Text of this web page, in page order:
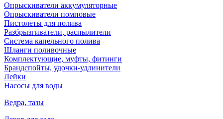
Опрыскиватели аккумуляторные
Опрыскиватели помповые
Пистолеты для полива
Разбрызгиватели, распылители
Система капельного полива
Шланги поливочные
Комплектующие, муфты, фитинги
Брандспойты, удочки-удлинители
Лейки
Насосы для воды
Ведра, тазы